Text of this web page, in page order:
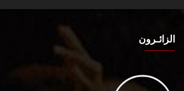
الزائـرون